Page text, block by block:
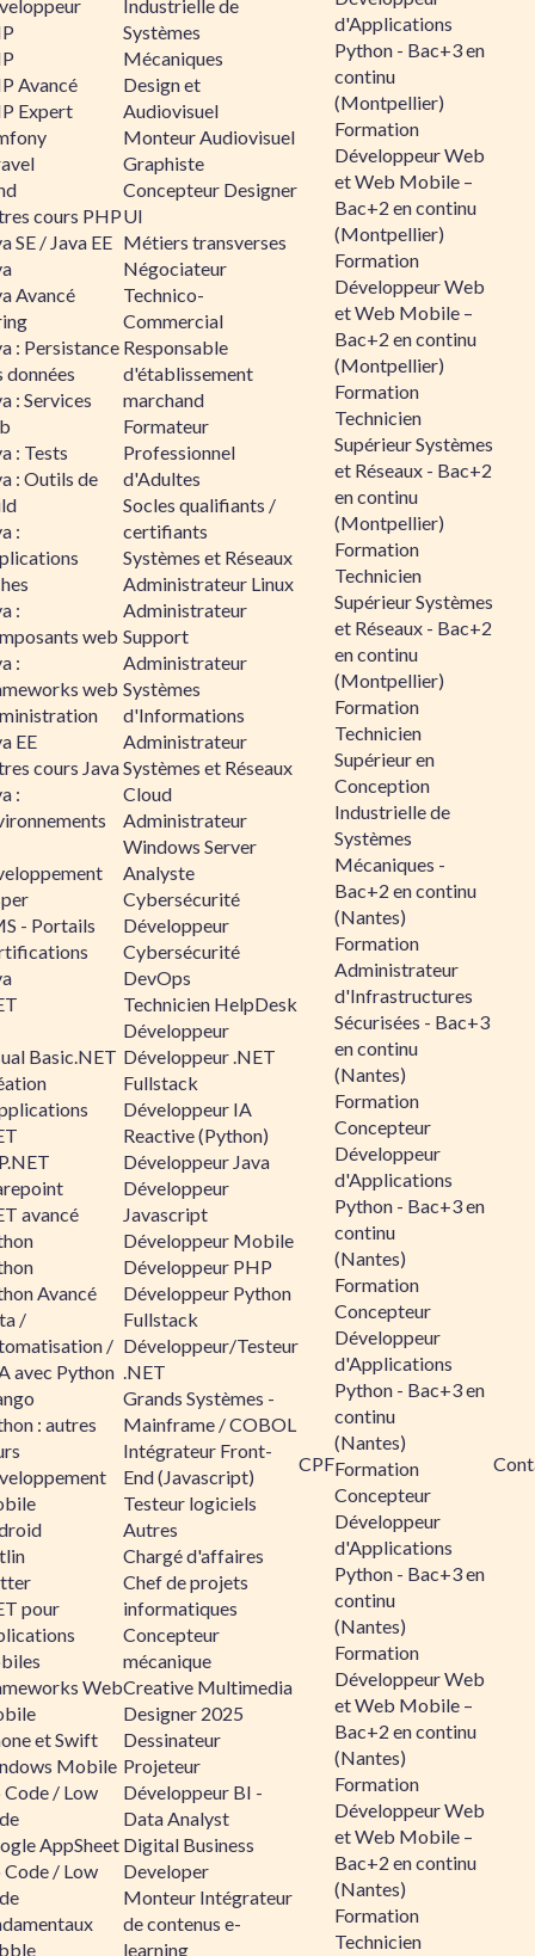
Avancé
Expert
cours PHP
SE / Java EE
Avancé
: Persistance
données
: Services
: Tests
: Outils de
:
:
web
:
web
EE
cours Java
:
- Portails
Basic.NET
avancé
Avancé
/
/
avec Python
: autres
pour
Web
et Swift
Mobile
/ Low
AppSheet
/ Low
Industrielle de
Systèmes
Mécaniques
Design et
Audiovisuel
Monteur Audiovisuel
Graphiste
Concepteur Designer
UI
Métiers transverses
Négociateur
Technico-
Commercial
Responsable
d'établissement
marchand
Formateur
Professionnel
d'Adultes
Socles qualifiants /
certifiants
Systèmes et Réseaux
Administrateur Linux
Administrateur
Support
Administrateur
Systèmes
d'Informations
Administrateur
Systèmes et Réseaux
Cloud
Administrateur
Windows Server
Analyste
Cybersécurité
Développeur
Cybersécurité
DevOps
Technicien HelpDesk
Développeur
Développeur .NET
Fullstack
Développeur IA
Reactive (Python)
Développeur Java
Développeur
Javascript
Développeur Mobile
Développeur PHP
Développeur Python
Fullstack
Développeur/Testeur
.NET
Grands Systèmes -
Mainframe / COBOL
Intégrateur Front-
End (Javascript)
Testeur logiciels
Autres
Chargé d'affaires
Chef de projets
informatiques
Concepteur
mécanique
Creative Multimedia
Designer 2025
Dessinateur
Projeteur
Développeur BI -
Data Analyst
Digital Business
Developer
Monteur Intégrateur
de contenus e-
learning
CPF
d'Applications
Python - Bac+3 en
continu
(Montpellier)
Formation
Développeur Web
et Web Mobile –
Bac+2 en continu
(Montpellier)
Formation
Développeur Web
et Web Mobile –
Bac+2 en continu
(Montpellier)
Formation
Technicien
Supérieur Systèmes
et Réseaux - Bac+2
en continu
(Montpellier)
Formation
Technicien
Supérieur Systèmes
et Réseaux - Bac+2
en continu
(Montpellier)
Formation
Technicien
Supérieur en
Conception
Industrielle de
Systèmes
Mécaniques -
Bac+2 en continu
(Nantes)
Formation
Administrateur
d'Infrastructures
Sécurisées - Bac+3
en continu
(Nantes)
Formation
Concepteur
Développeur
d'Applications
Python - Bac+3 en
continu
(Nantes)
Formation
Concepteur
Développeur
d'Applications
Python - Bac+3 en
continu
(Nantes)
Formation
Concepteur
Développeur
d'Applications
Python - Bac+3 en
continu
(Nantes)
Formation
Développeur Web
et Web Mobile –
Bac+2 en continu
(Nantes)
Formation
Développeur Web
et Web Mobile –
Bac+2 en continu
(Nantes)
Formation
Technicien